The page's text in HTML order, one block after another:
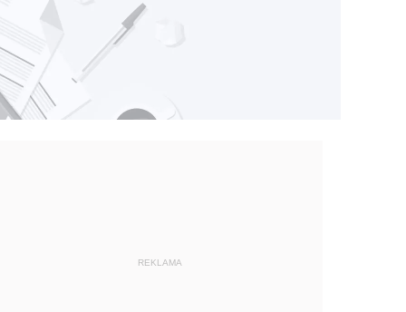
REKLAMA